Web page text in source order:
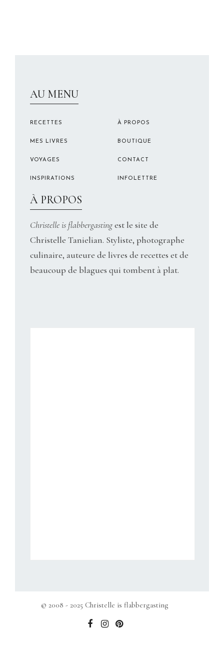
AU MENU
RECETTES
MES LIVRES
VOYAGES
INSPIRATIONS
À PROPOS
BOUTIQUE
CONTACT
INFOLETTRE
À PROPOS
Christelle is flabbergastingest le site de
Christelle Tanielian. Styliste, photographe
culinaire, auteure de livres de recettes et de
beaucoup de blagues qui tombent à plat.
© 2008 - 2025 Christelle is flabbergasting